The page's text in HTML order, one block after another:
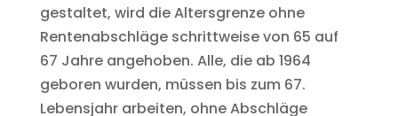
gestaltet, wird die Altersgrenze ohne
Rentenabschläge schrittweise von 65 auf
67 Jahre angehoben. Alle, die ab 1964
geboren wurden, müssen bis zum 67.
Lebensjahr arbeiten, ohne Abschläge